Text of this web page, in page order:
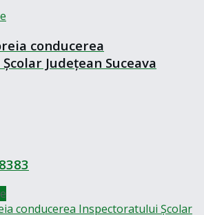
conducerea
Județean Suceava